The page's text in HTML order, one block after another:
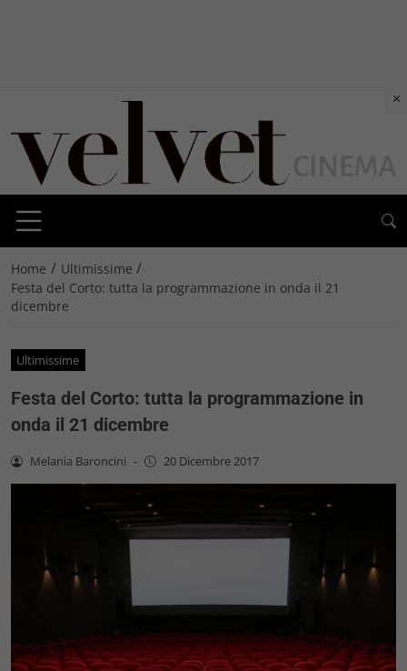
Home / Ultimissime /
Festa del Corto: tutta la programmazione in onda il 21
dicembre
Ultimissime
Festa del Corto: tutta la programmazione in
onda il 21 dicembre
Melania Baroncini - 20 Dicembre 2017
×